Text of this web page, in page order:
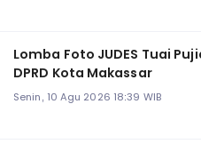
Lomba Foto JUDES Tuai
DPRD Kota Makassar
Senin, 10 Agu 2026 18:39 WIB